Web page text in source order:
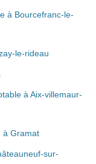
à Bourcefranc-le-
le-rideau
à Aix-villemaur-
à Gramat
sur-